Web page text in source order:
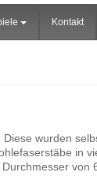
Kontakt
wurden
in
von